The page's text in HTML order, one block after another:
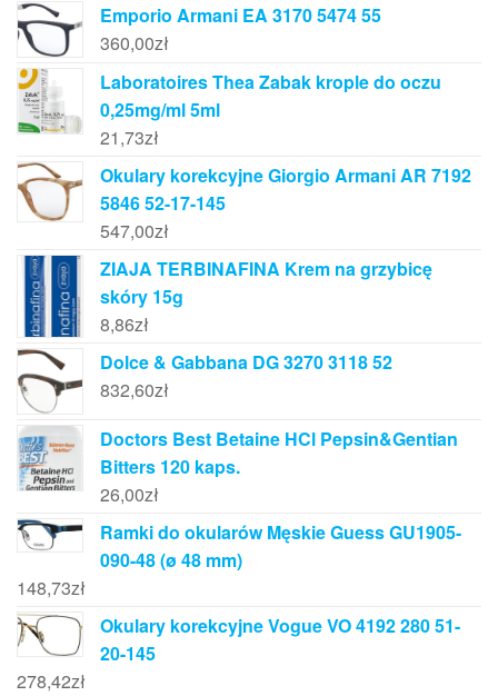
Emporio Armani EA 3170 5474 55
360,00zł
Laboratoires Thea Zabak krople do oczu
0,25mg/ml 5ml
21,73zł
Okulary korekcyjne Giorgio Armani AR 7192
5846 52-17-145
547,00zł
ZIAJA TERBINAFINA Krem na grzybicę
skóry 15g
8,86zł
Dolce & Gabbana DG 3270 3118 52
832,60zł
Doctors Best Betaine HCl Pepsin&Gentian
Bitters 120 kaps.
26,00zł
Ramki do okularów Męskie Guess GU1905-
090-48 (ø 48 mm)
148,73zł
Okulary korekcyjne Vogue VO 4192 280 51-
20-145
278,42zł